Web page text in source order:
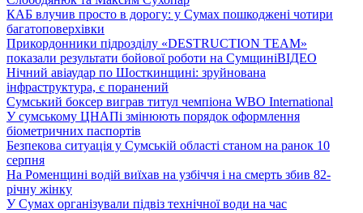
КАБ влучив просто в дорогу: у Сумах пошкоджені чотири
багатоповерхівки
Прикордонники підрозділу «DESTRUCTION TEAM»
показали результати бойової роботи на СумщиніВІДЕО
Нічний авіаудар по Шосткинщині: зруйнована
інфраструктура, є поранений
Сумський боксер виграв титул чемпіона WBO International
У сумському ЦНАПі змінюють порядок оформлення
біометричних паспортів
Безпекова ситуація у Сумській області станом на ранок 10
серпня
На Роменщині водій виїхав на узбіччя і на смерть збив 82-
річну жінку
У Сумах організували підвіз технічної води на час